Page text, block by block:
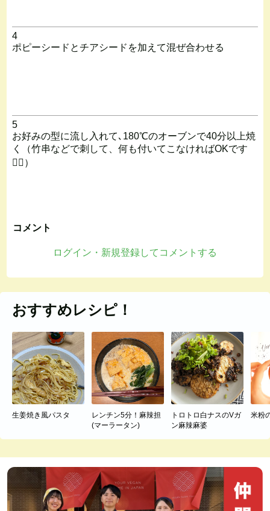
4
ポピーシードとチアシードを加えて混ぜ合わせる
5
お好みの型に流し入れて､180℃のオーブンで40分以上焼
く（竹串などで刺して、何も付いてこなければOKです
🙆‍♀️）
コメント
ログイン・新規登録してコメントする
おすすめレシピ！
生姜焼き風パスタ
レンチン5分！麻辣担
(マーラータン)
トロトロ白ナスのVガ
ン麻辣麻婆
米粉